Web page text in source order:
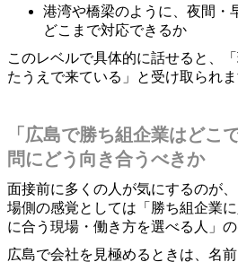
港湾や橋梁のように、夜間・
どこまで対応できるか
このレベルで具体的に話せると、
たうえで来ている」と受け取られま
「広島で勝ち組企業はどこ
問にどう向き合うべきか
面接前に多くの人が気にするのが
場側の感覚としては「勝ち組企業
に合う現場・働き方を選べる人」の
広島で会社を見極めるときは、名